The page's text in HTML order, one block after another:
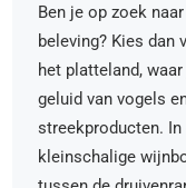
Ben je op zoek
beleving? Kies
het platteland,
geluid van vogels
streekproducten.
kleinschalige